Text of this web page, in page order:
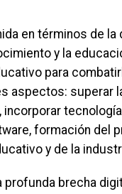
en términos de
y la
para
aspectos: superar
formación del
y de la
profunda brecha